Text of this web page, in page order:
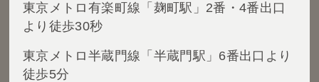
東京メトロ有楽町線「麹町駅」2番・4番出口
より徒歩30秒
東京メトロ半蔵門線「半蔵門駅」6番出口より
徒歩5分